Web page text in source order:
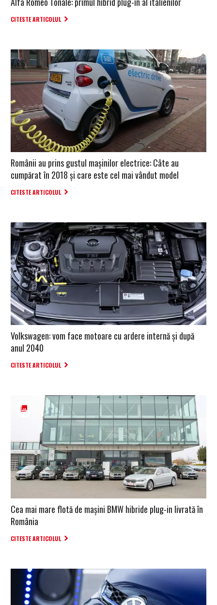
CITESTE ARTICOLUL
Românii au prins gustul mașinilor electrice: Câte au
cumpărat în 2018 și care este cel mai vândut model
CITESTE ARTICOLUL
Volkswagen: vom face motoare cu ardere internă și după
anul 2040
CITESTE ARTICOLUL
Cea mai mare flotă de mașini BMW hibride plug-in livrată în
România
CITESTE ARTICOLUL